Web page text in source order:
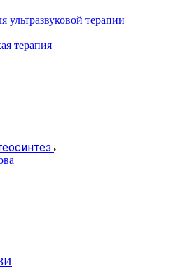
ультразвуковой терапии
терапия